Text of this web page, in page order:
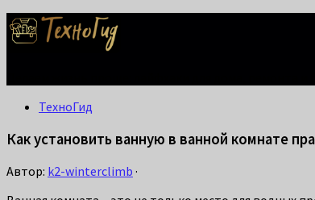
ТехноГид
Как установить ванную в ванной комнате
Автор: k2-winterclimb ·